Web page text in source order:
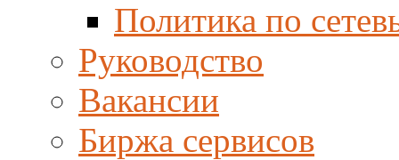
Политика по
Руководство
Вакансии
Биржа сервисов